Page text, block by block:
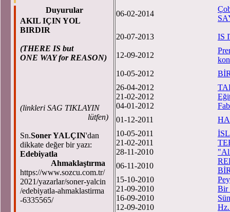
Duyurular
AKIL IÇIN YOL
BIRDIR
(THERE IS but
ONE WAY for REASON)
(linkleri SAG TIKLAYIN
lütfen)
Sn.Soner YALÇIN'dan
dikkate değer bir yazı:
Edebiyatla
Ahmaklaştırma
https://www.sozcu.com.tr/
2021/yazarlar/soner-yalcin
/edebiyatla-ahmaklastirma
-6335565/
06-02-2014
20-07-2013 IS
12-09-2012
10-05-2012
26-04-2012
21-02-2012
04-01-2012
01-12-2011
10-05-2011
21-02-2011
28-11-2010
06-11-2010
15-10-2010
21-09-2010
Bir
16-09-2010
12-09-2010